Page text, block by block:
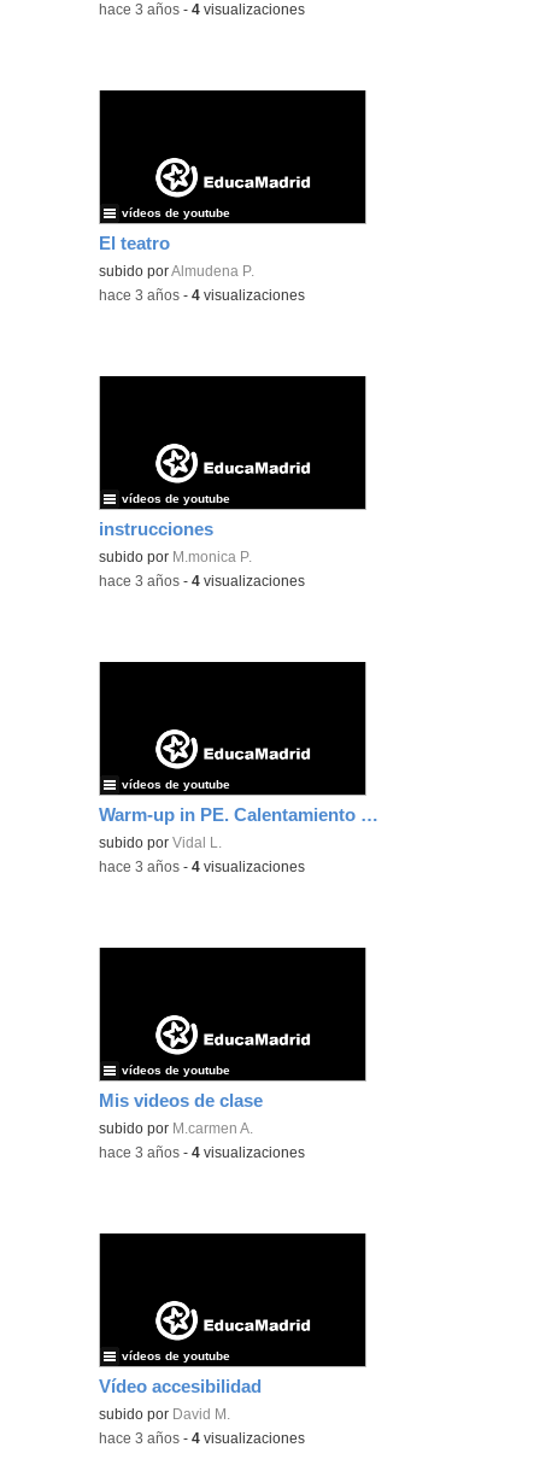
-hace 3 años -4 visualizaciones
El teatro
subido porAlmudena P.
vídeos de youtube
-hace 3 años -4 visualizaciones
instrucciones
subido por M.monica P.
vídeos de youtube
-hace 3 años -4 visualizaciones
Warm-up in PE. Calentamiento en EF.
subido porVidal L.
vídeos de youtube
-hace 3 años -4 visualizaciones
Mis videos de clase
subido por M.carmen A.
vídeos de youtube
-hace 3 años -4 visualizaciones
Vídeo accesibilidad
subido por David M.
vídeos de youtube
-hace 3 años -4 visualizaciones